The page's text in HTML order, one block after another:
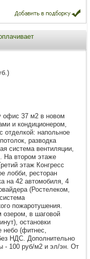
офис 37 м2 в новом
и кондиционером,
отделкой: напольное
разводка
система вентиляции,
На втором этаже
этаж Конгресс
лобби, ресторан
на 42 автомобиля, 4
(Ростелеком,
пожаротушения.
в шаговой
остановки
небо (фитнес,
НДС. Дополнительно
- 100 руб/м2 и эл/эн. От